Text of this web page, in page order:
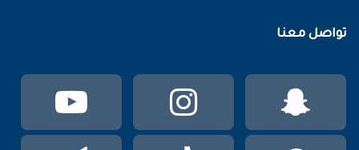
تواصل معنا
انستقرام
سناب